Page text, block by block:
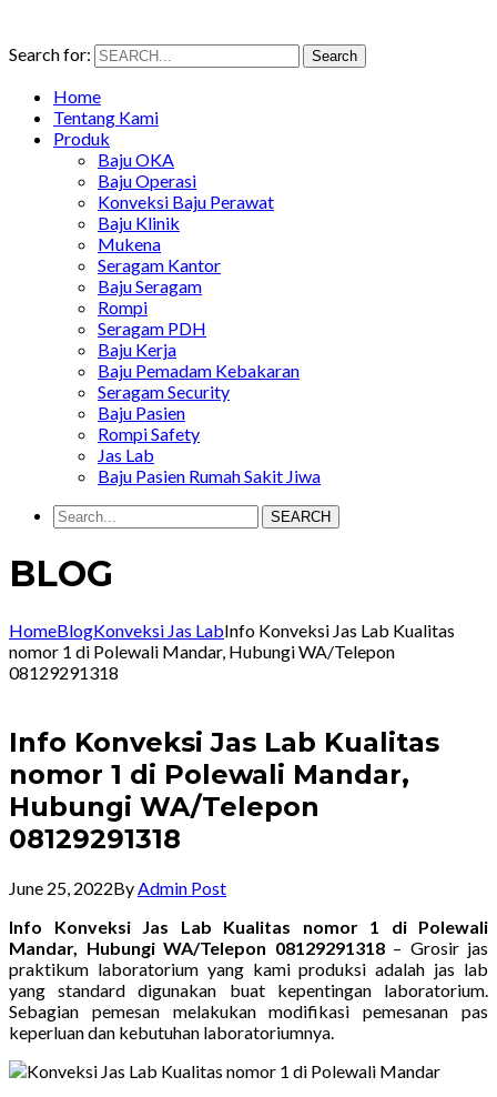
Search for: Search
Home
Tentang Kami
Produk
Baju OKA
Baju Operasi
Konveksi Baju Perawat
Baju Klinik
Mukena
Seragam Kantor
Baju Seragam
Rompi
Seragam PDH
Baju Kerja
Baju Pemadam Kebakaran
Seragam Security
Baju Pasien
Rompi Safety
Jas Lab
Baju Pasien Rumah Sakit Jiwa
SEARCH
BLOG
HomeBlogKonveksi Jas LabInfo Konveksi Jas Lab Kualitas
nomor 1 di Polewali Mandar, Hubungi WA/Telepon
08129291318
Info Konveksi Jas Lab Kualitas
nomor 1 di Polewali Mandar,
Hubungi WA/Telepon
08129291318
June 25, 2022By Admin Post
Info Konveksi Jas Lab Kualitas nomor 1 di Polewali
Mandar, Hubungi WA/Telepon 08129291318– Grosir jas
praktikum laboratorium yang kami produksi adalah jas lab
yang standard digunakan buat kepentingan laboratorium.
Sebagian pemesan melakukan modifikasi pemesanan pas
keperluan dan kebutuhan laboratoriumnya.